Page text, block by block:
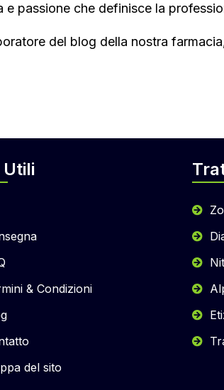
passione che definisce la
del blog della nostra
Utili
& Condizioni
del sito